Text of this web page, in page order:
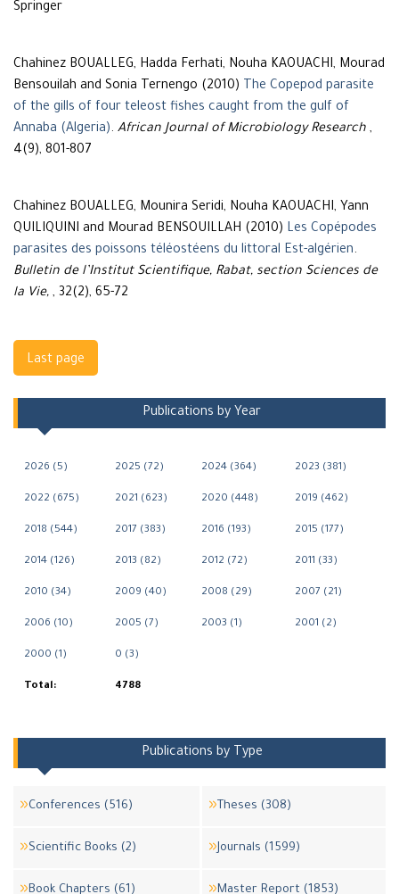
Springer
Chahinez BOUALLEG, Hadda Ferhati, Nouha KAOUACHI, Mourad
Bensouilah and Sonia Ternengo (2010) The Copepod parasite
of the gills of four teleost fishes caught from the gulf of
Annaba (Algeria). African Journal of Microbiology Research ,
4(9), 801-807
Chahinez BOUALLEG, Mounira Seridi, Nouha KAOUACHI, Yann
QUILIQUINI and Mourad BENSOUILLAH (2010) Les Copépodes
parasites des poissons téléostéens du littoral Est-algérien.
Bulletin de l’Institut Scientifique, Rabat, section Sciences de
la Vie, , 32(2), 65-72
Navigation
Last page
Publications by Year
2026 (5) 2025 (72) 2024 (364) 2023 (381)
2022 (675) 2021 (623) 2020 (448) 2019 (462)
2018 (544) 2017 (383) 2016 (193) 2015 (177)
2014 (126) 2013 (82) 2012 (72) 2011 (33)
2010 (34) 2009 (40) 2008 (29) 2007 (21)
2006 (10) 2005 (7) 2003 (1) 2001 (2)
2000 (1) 0 (3)
Total: 4788
Publications by Type
Conferences (516) Theses (308)
Scientific Books (2) Journals (1599)
Book Chapters (61) Master Report (1853)